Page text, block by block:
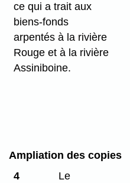
ce qui a trait aux
biens-fonds
arpentés à la rivière
Rouge et à la rivière
Assiniboine.
Ampliation des copies
4
Le